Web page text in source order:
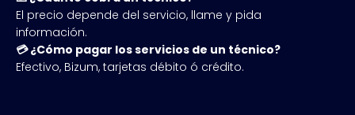
El precio depende del servicio, llame y pida
información.
💳 ¿Cómo pagar los servicios de un técnico?
Efectivo, Bizum, tarjetas débito ó crédito.